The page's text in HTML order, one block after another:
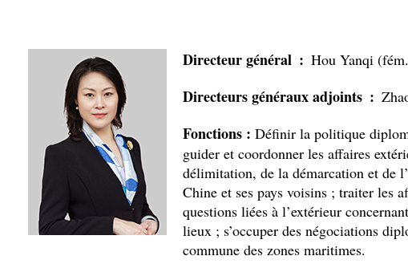
Directeur général : Hou Yanqi
Directeurs généraux adjoints :
Fonctions : Définir la politique
guider et coordonner les affaires
délimitation, de la démarcation et de
Chine et ses pays voisins ; traiter les
questions liées à l’extérieur
lieux ; s’occuper des négociations
commune des zones maritimes.